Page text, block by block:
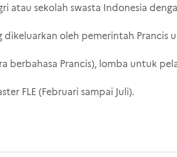
atau sekolah swasta Indonesia
dikeluarkan oleh pemerintah Prancis
berbahasa Prancis), lomba untuk
FLE (Februari sampai Juli).